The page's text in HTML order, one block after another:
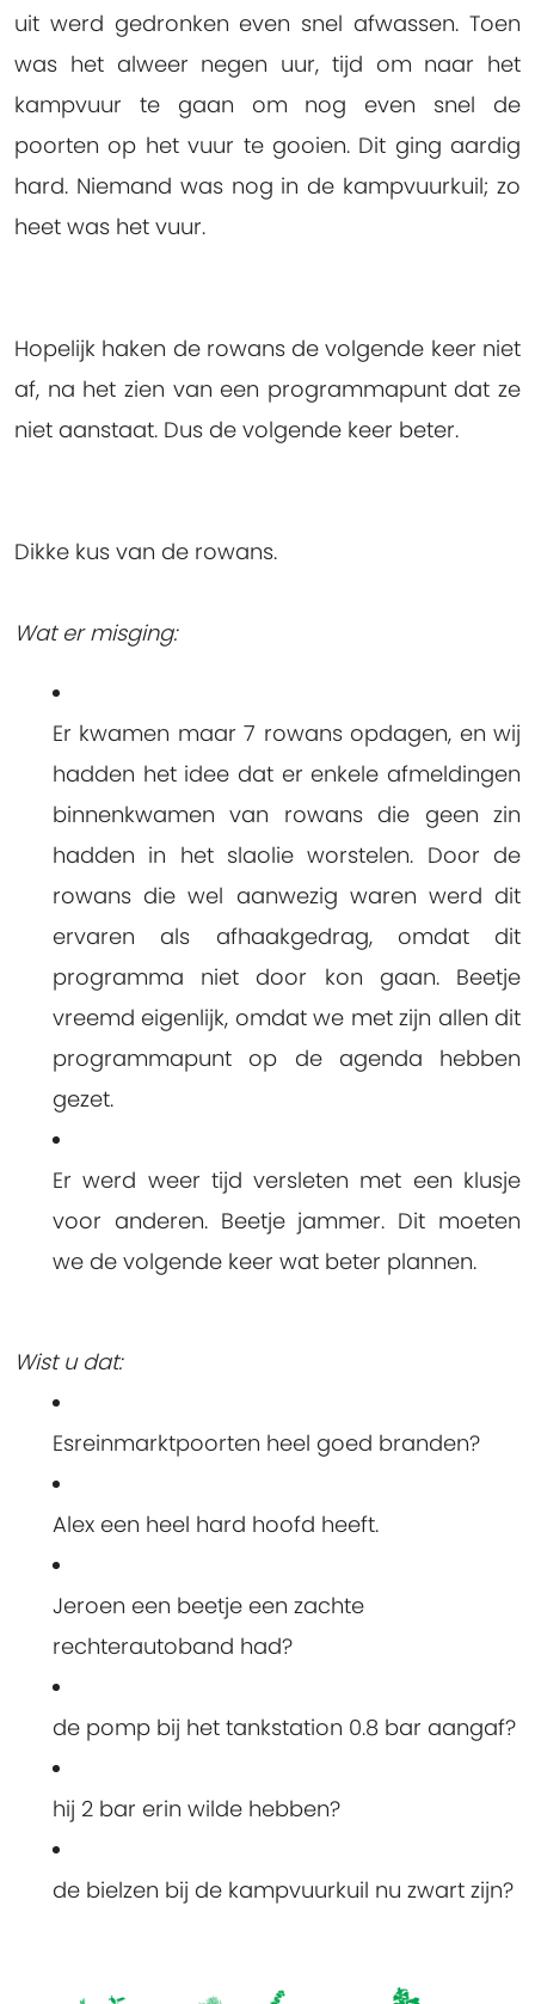
uit werd gedronken even snel afwassen. Toen
was het alweer negen uur, tijd om naar het
kampvuur te gaan om nog even snel de
poorten op het vuur te gooien. Dit ging aardig
hard. Niemand was nog in de kampvuurkuil; zo
heet was het vuur.
Hopelijk haken de rowans de volgende keer niet
af, na het zien van een programmapunt dat ze
niet aanstaat. Dus de volgende keer beter.
Dikke kus van de rowans.
Wat er misging:
Er kwamen maar 7 rowans opdagen, en wij
hadden het idee dat er enkele afmeldingen
binnenkwamen van rowans die geen zin
hadden in het slaolie worstelen. Door de
rowans die wel aanwezig waren werd dit
ervaren als afhaakgedrag, omdat dit
programma niet door kon gaan. Beetje
vreemd eigenlijk, omdat we met zijn allen dit
programmapunt op de agenda hebben
gezet.
Er werd weer tijd versleten met een klusje
voor anderen. Beetje jammer. Dit moeten
we de volgende keer wat beter plannen.
Wist u dat:
Esreinmarktpoorten heel goed branden?
Alex een heel hard hoofd heeft.
Jeroen een beetje een zachte
rechterautoband had?
de pomp bij het tankstation 0.8 bar aangaf?
hij 2 bar erin wilde hebben?
de bielzen bij de kampvuurkuil nu zwart zijn?